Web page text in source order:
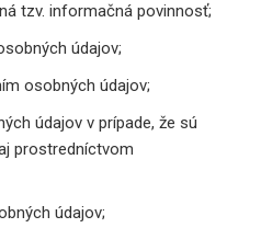
tzv. informačná povinnosť;
údajov;
osobných údajov;
údajov v prípade, že sú
prostredníctvom
údajov;